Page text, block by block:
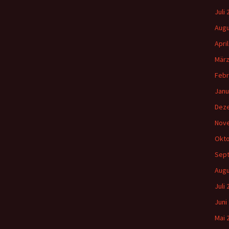
Vermietungen
Wochenblatt
Juli
Juli
Juni
Mai